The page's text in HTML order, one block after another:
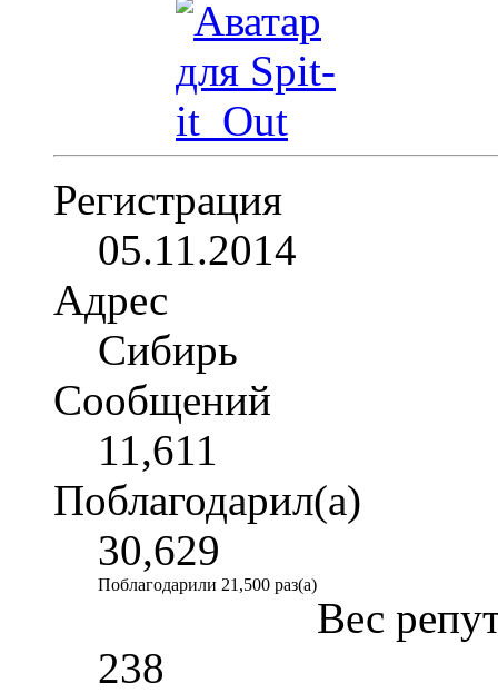
Регистрация
05.11.2014
Адрес
Сибирь
Сообщений
11,611
Поблагодарил(а)
30,629
Поблагодарили 21,500 раз(а)
Вес
238